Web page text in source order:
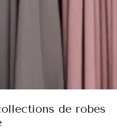
de robes